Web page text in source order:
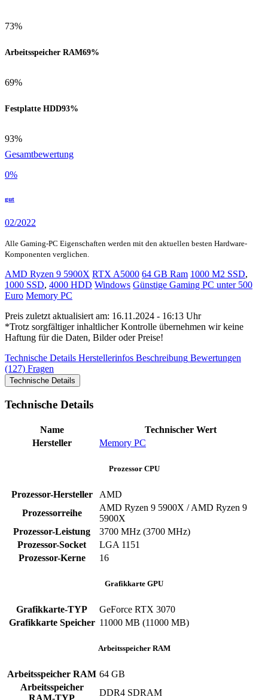
73%
Arbeitsspeicher RAM69%
69%
Festplatte HDD93%
93%
Gesamtbewertung
0%
gut
02/2022
Alle Gaming-PC Eigenschaften werden mit den aktuellen besten Hardware-
Komponenten verglichen.
AMD Ryzen 9 5900X RTX A5000 64 GB Ram 1000 M2 SSD,
1000 SSD, 4000 HDD Windows Günstige Gaming PC unter 500
Euro Memory PC
Preis zuletzt aktualisiert am: 16.11.2024 - 16:13 Uhr
*Trotz sorgfältiger inhaltlicher Kontrolle übernehmen wir keine
Haftung für die Daten, Bilder oder Preise!
Technische Details Herstellerinfos Beschreibung Bewertungen
(127) Fragen
Technische Details
Technische Details
Name
Technischer Wert
Hersteller
Memory PC
Prozessor CPU
Prozessor-Hersteller
‎AMD
Prozessorreihe
AMD Ryzen 9 5900X / AMD Ryzen 9
5900X
Prozessor-Leistung
‎3700 MHz (3700 MHz)
Prozessor-Socket
‎LGA 1151
Prozessor-Kerne
‎16
Grafikkarte GPU
Grafikkarte-TYP
GeForce RTX 3070
Grafikkarte Speicher ‎11000 MB (11000 MB)
Arbeitsspeicher RAM
Arbeitsspeicher RAM ‎64 GB
Arbeitsspeicher
RAM-TYP
‎DDR4 SDRAM